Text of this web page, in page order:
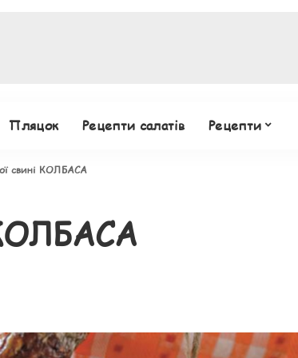
Пляцок Рецепти салатів Рецепти
свині КОЛБАСА